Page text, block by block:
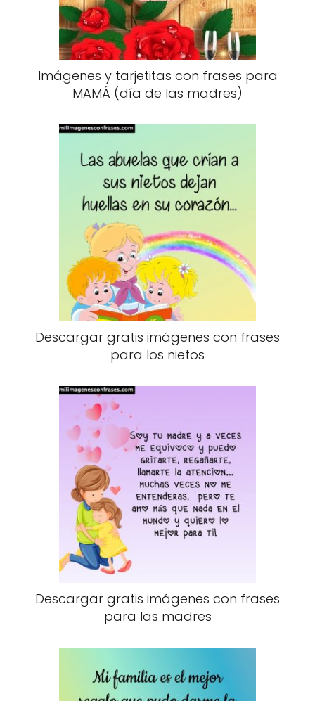
Imágenes y tarjetitas con frases para
MAMÁ (día de las madres)
Descargar gratis imágenes con frases
para los nietos
Descargar gratis imágenes con frases
para las madres